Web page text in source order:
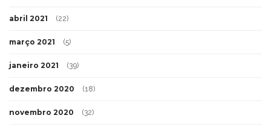
abril 2021 (22)
março 2021 (5)
janeiro 2021 (39)
dezembro 2020 (18)
novembro 2020 (32)